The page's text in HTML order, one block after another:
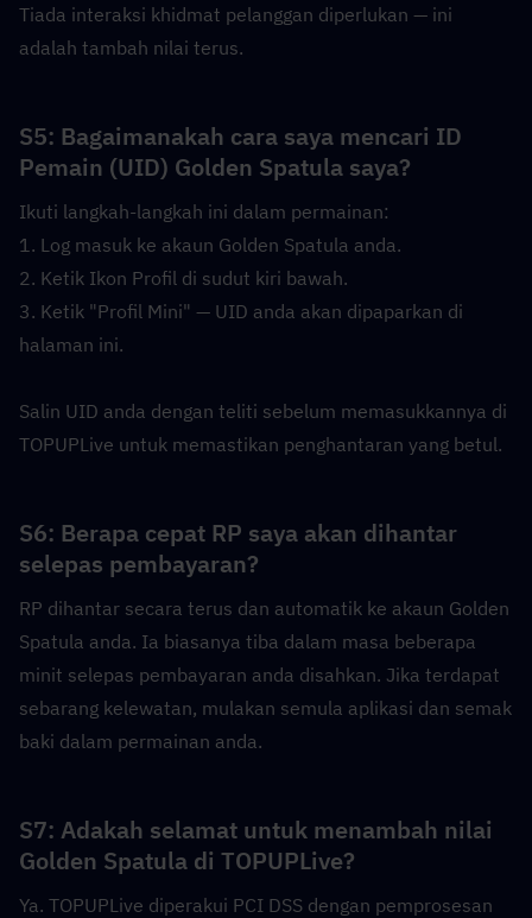
Tiada interaksi khidmat pelanggan diperlukan — ini
adalah tambah nilai terus.
S5: Bagaimanakah cara saya mencari ID
Pemain (UID) Golden Spatula saya?
Ikuti langkah-langkah ini dalam permainan:
1. Log masuk ke akaun Golden Spatula anda.
2. Ketik Ikon Profil di sudut kiri bawah.
3. Ketik "Profil Mini" — UID anda akan dipaparkan di
halaman ini.
Salin UID anda dengan teliti sebelum memasukkannya di
TOPUPLive untuk memastikan penghantaran yang betul.
S6: Berapa cepat RP saya akan dihantar
selepas pembayaran?
RP dihantar secara terus dan automatik ke akaun Golden
Spatula anda. Ia biasanya tiba dalam masa beberapa
minit selepas pembayaran anda disahkan. Jika terdapat
sebarang kelewatan, mulakan semula aplikasi dan semak
baki dalam permainan anda.
S7: Adakah selamat untuk menambah nilai
Golden Spatula di TOPUPLive?
Ya. TOPUPLive diperakui PCI DSS dengan pemprosesan